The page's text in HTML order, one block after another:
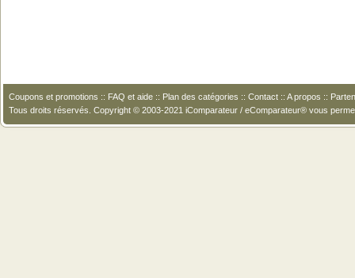
Coupons et promotions :: FAQ et aide :: Plan des catégories :: Contact :: A propos ::
Tous droits réservés. Copyright © 2003-2021 iComparateur / eComparateur® vous